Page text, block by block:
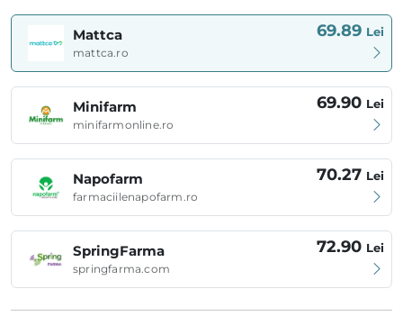
Mattca
mattca.ro
69.89 Lei
Minifarm
minifarmonline.ro
69.90 Lei
Napofarm
farmaciilenapofarm.ro
70.27 Lei
SpringFarma
springfarma.com
72.90 Lei